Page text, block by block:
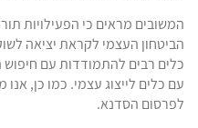
המשובים מראים כי הפעילויות
הביטחון העצמי לקראת יציאה
כלים רבים להתמודדות עם חיפוש
עם כלים לייצוג עצמי. כמו כן, אנו
לפרסום הסדנא.